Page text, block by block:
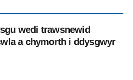
wedi trawsnewid
a chymorth i ddysgwyr